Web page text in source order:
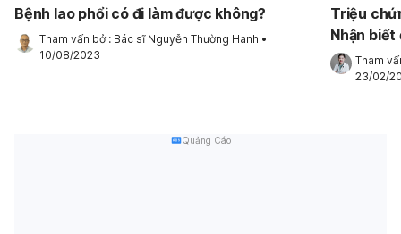
Bệnh lao phổi có đi làm được không?
Tham vấn bởi: Bác sĩ Nguyễn Thường Hanh •
10/08/2023
Triệu
Nhận
Tham
23/02/
Quảng Cáo